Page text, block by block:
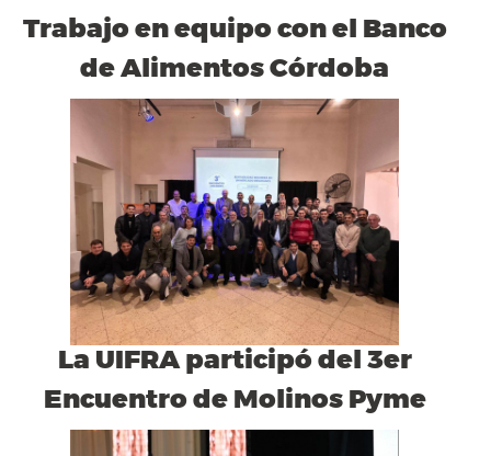
Trabajo en equipo con el Banco
de Alimentos Córdoba
La UIFRA participó del 3er
Encuentro de Molinos Pyme